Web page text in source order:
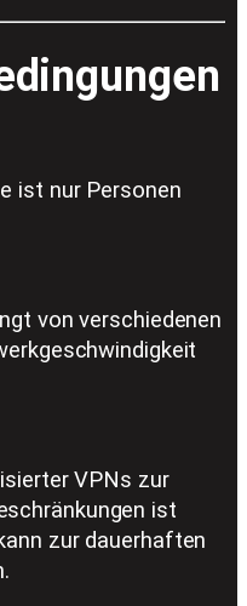
ist nur Personen
von verschiedenen
VPNs zur
ist
zur dauerhaften